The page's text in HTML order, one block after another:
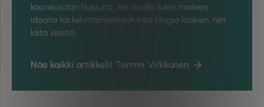
kauneusalan huipulta. Jos sinulla tulee mieleen
ideoita tai kehittämisehdotuksia blogia koskien, niin
laita viestiä.
Näe kaikki artikkelit Tommi Virkkunen